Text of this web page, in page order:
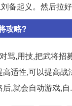
备起义。然后拉好
攻略?
骂,用技,把武将招
适性,可以提高战
,就会自动游戏,自